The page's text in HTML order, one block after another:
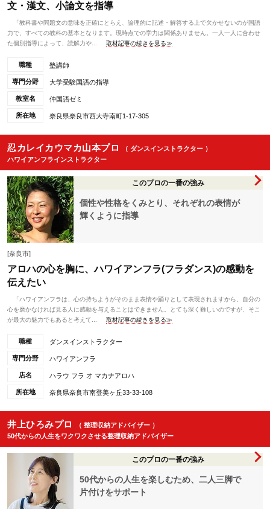
文・漢文、小論文を指導
「教科書や問題文の意味を正確にとらえ、論理的に記述・解答する上で欠かせないのが国語
力で、すべての教科の基本となります。現時点での学力は関係ありません。一人一人に合わせ
た個別指導によって、読解力や...
取材記事の続きを見る≫
職種 塾講師
専門分野 大学受験国語の指導
教室名 仲国語ゼミ
所在地 奈良県奈良市西大寺南町1-17-305
忍カレイカウマカ山本プロ
（ ダンスインストラクター ）
ハワイアンフラインストラクター
このプロの一番の強み
個性や性格をくみとり、それぞれの表情が
輝くように指導
[奈良市]
アロハの心を胸に、ハワイアンフラ(フラダンス)の感動を
伝えたい
「ハワイアンフラは、心の持ちようがそのまま表情や踊りとして表現されますから、自分の
心を磨かなければ見る人に感動を与えることはできません。とても深く難しいのですが、そこ
が最大の魅力でもあると考えて...
取材記事の続きを見る≫
職種 ダンスインストラクター
専門分野 ハワイアンフラ
店名 ハラウ フラ オ マカナアロハ
所在地 奈良県奈良市南登美ヶ丘33-33-108
井上ひろみプロ
（ 整理収納アドバイザー ）
50代からの人生をワクワクさせる整理収納アドバイザー
このプロの一番の強み
50代からの人生を楽しむため、二人三脚で
片付けをサポート